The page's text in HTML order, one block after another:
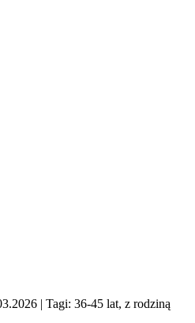
| Tagi: 36-45 lat, z rodziną